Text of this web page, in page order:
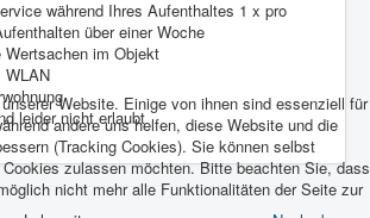
während Ihres Aufenthaltes 1 x pro
über einer Woche
Wertsachen im Objekt
WLAN
leider nicht erlaubt
Website. Einige von ihnen sind essenziell für
andere uns helfen, diese Website und die
(Tracking Cookies). Sie können selbst
zulassen möchten. Bitte beachten Sie, dass
nicht mehr alle Funktionalitäten der Seite zur